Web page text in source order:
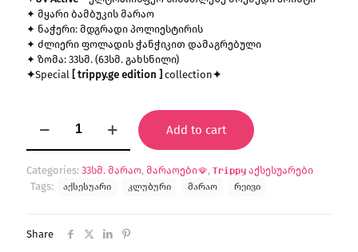
was:
₾55.00.
is:
₾40.00.
✦ მყარი ბამბუკის მარაო
✦ ნაჭერი: მდგრადი პოლიესტირის
✦ ძლიერი ფოლადის ჭანჭიკით დამაგრებული
✦ ზომა: 33სმ. (63სმ. გახსნილი)
✦Special [ trippy.ge edition ] collection✦
მარაო
Add to cart
Categories: 33სმ. მარაო, მარაოები🪭, 𝐓𝐫𝐢𝐩𝐩𝐲 აქსესუარები
Tags:
აქსესუარი კლუბური მარაო რეივი
Share